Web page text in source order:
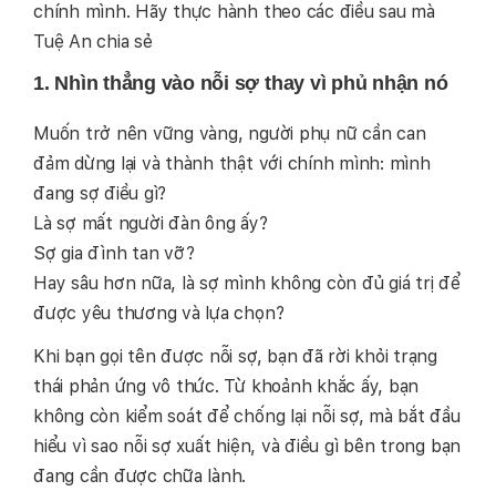
chính mình. Hãy thực hành theo các điều sau mà
Tuệ An chia sẻ
1. Nhìn thẳng vào nỗi sợ thay vì phủ nhận nó
Muốn trở nên vững vàng, người phụ nữ cần can
đảm dừng lại và thành thật với chính mình: mình
đang sợ điều gì?
Là sợ mất người đàn ông ấy?
Sợ gia đình tan vỡ?
Hay sâu hơn nữa, là sợ mình không còn đủ giá trị để
được yêu thương và lựa chọn?
Khi bạn gọi tên được nỗi sợ, bạn đã rời khỏi trạng
thái phản ứng vô thức. Từ khoảnh khắc ấy, bạn
không còn kiểm soát để chống lại nỗi sợ, mà bắt đầu
hiểu vì sao nỗi sợ xuất hiện, và điều gì bên trong bạn
đang cần được chữa lành.